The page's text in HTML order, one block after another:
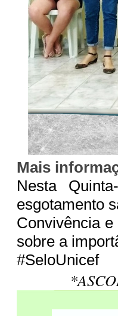
Mais
Nesta
esgotamento
Convivência
sobre a
#SeloUnicef